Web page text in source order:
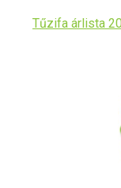
Tűzifa árlista